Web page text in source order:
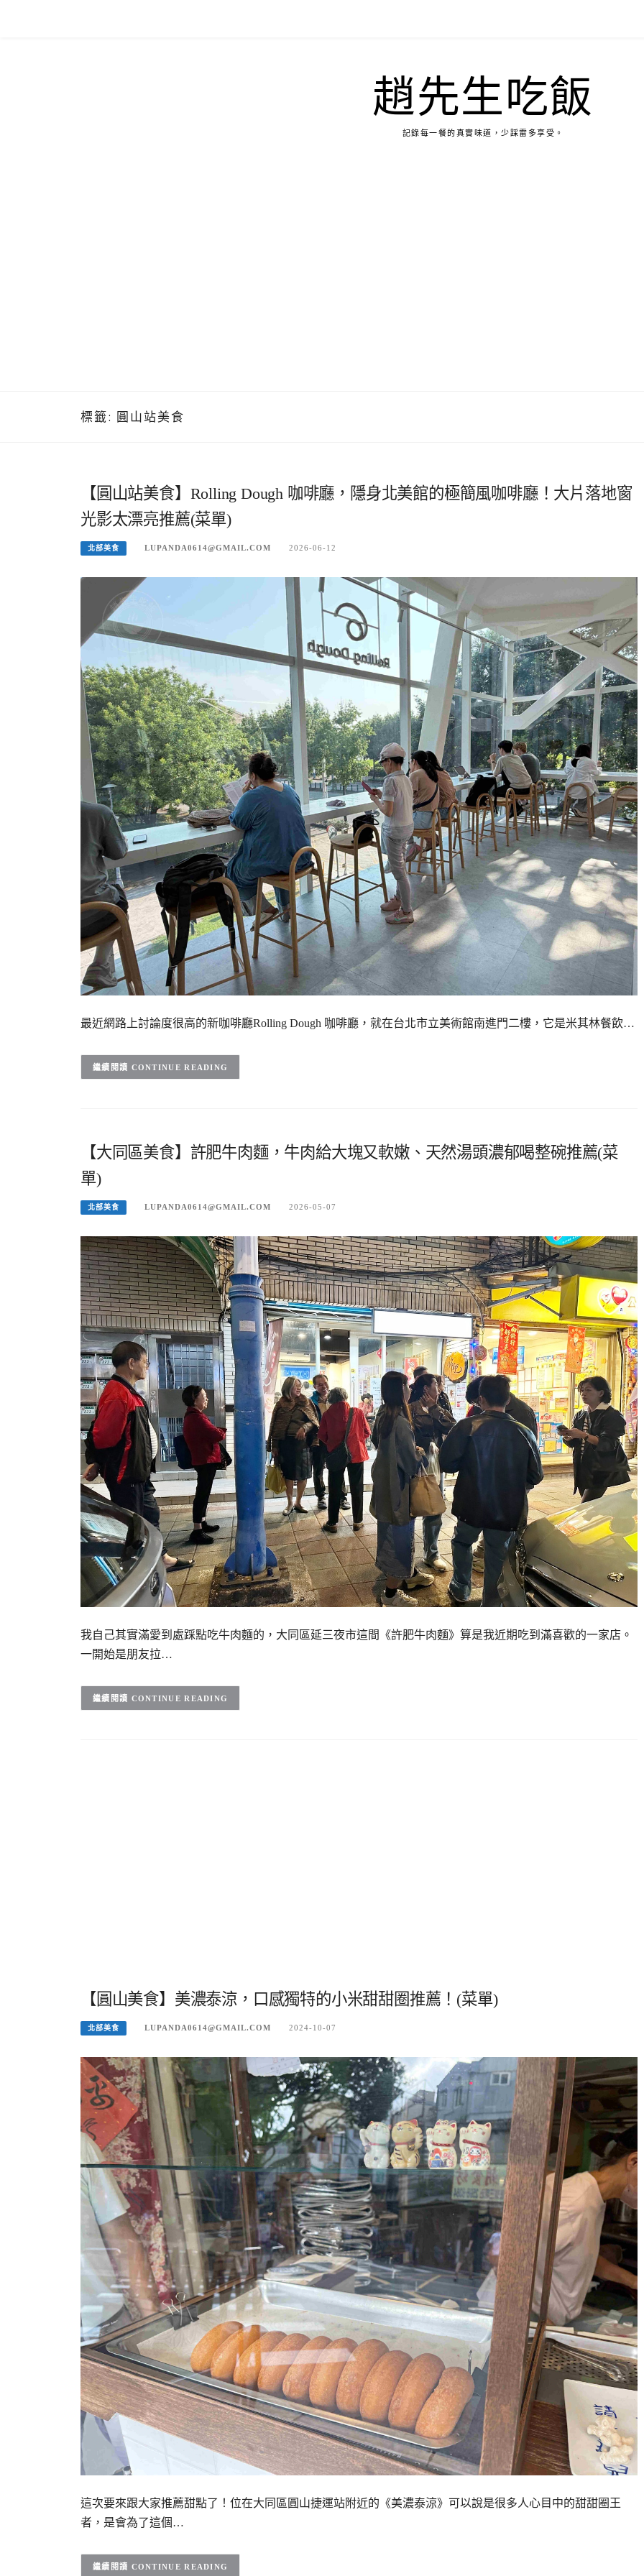
趙先生吃飯
記錄每一餐的真實味道，少踩雷多享受。
標籤: 圓山站美食
【圓山站美食】Rolling Dough 咖啡廳，隱身北美館的極簡風咖啡廳！大片落地窗
光影太漂亮推薦(菜單)
北部美食 LUPANDA0614@GMAIL.COM 2026-06-12
最近網路上討論度很高的新咖啡廳Rolling Dough 咖啡廳，就在台北市立美術館南進門二樓，它是米其林餐飲…
CONTINUE READING
【大同區美食】許肥牛肉麵，牛肉給大塊又軟嫩、天然湯頭濃郁喝整碗推薦(菜
單)
北部美食 LUPANDA0614@GMAIL.COM 2026-05-07
我自己其實滿愛到處踩點吃牛肉麵的，大同區延三夜市這間《許肥牛肉麵》算是我近期吃到滿喜歡的一家店。
一開始是朋友拉…
CONTINUE READING
【圓山美食】美濃泰涼，口感獨特的小米甜甜圈推薦！(菜單)
北部美食 LUPANDA0614@GMAIL.COM 2024-10-07
這次要來跟大家推薦甜點了！位在大同區圓山捷運站附近的《美濃泰涼》可以說是很多人心目中的甜甜圈王
者，是會為了這個…
CONTINUE READING